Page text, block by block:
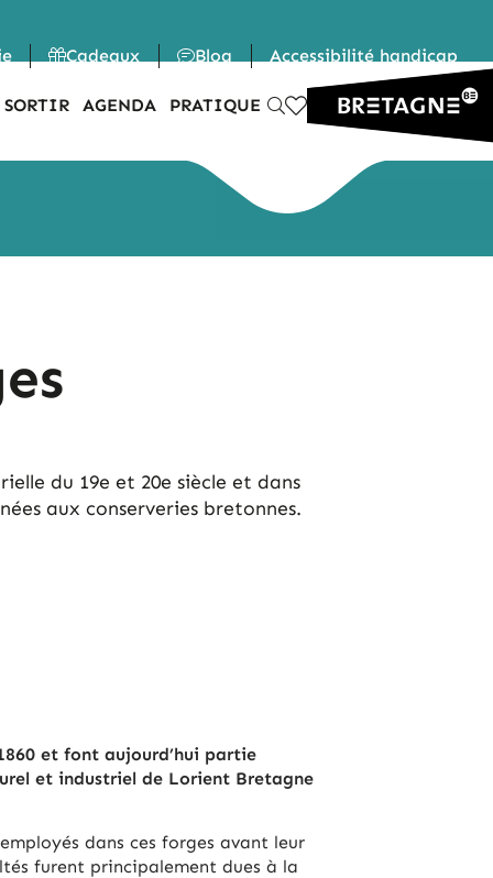
Cadeaux Blog Accessibilité handicap
AGENDA PRATIQUE
du 19e et 20e siècle et dans
aux conserveries bretonnes.
et font aujourd’hui partie
et industriel de Lorient Bretagne
dans ces forges avant leur
furent principalement dues à la